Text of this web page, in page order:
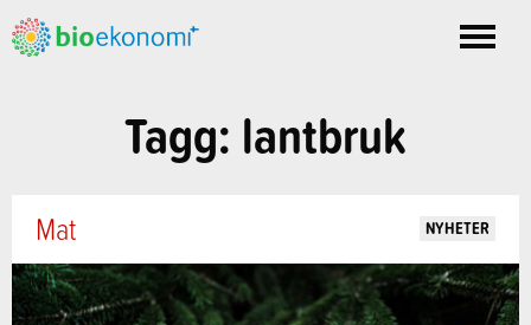
Toggle
Tagg: lantbruk
Mat NYHETER